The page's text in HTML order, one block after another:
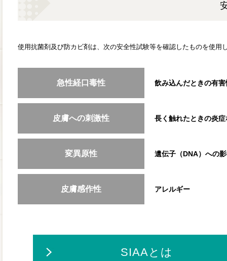
使用抗菌剤及び防カビ剤は、次の安全性試験等を確認したものを使用
急性経口毒性 飲み込んだときの有害
皮膚への刺激性 長く触れたときの炎症
変異原性 遺伝子（DNA）への
皮膚感作性 アレルギー
SIAAとは